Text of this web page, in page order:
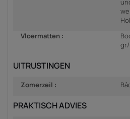
Vloermatten :
gr/
UITRUSTINGEN
Zomerzeil :
PRAKTISCH ADVIES